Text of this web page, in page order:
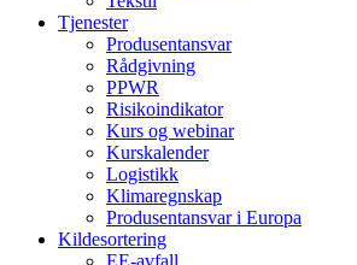
Tjenester
Produsentansvar
Rådgivning
PPWR
Risikoindikator
Kurs og webinar
Kurskalender
Logistikk
Klimaregnskap
Produsentansvar i Europa
Kildesortering
EE-avfall